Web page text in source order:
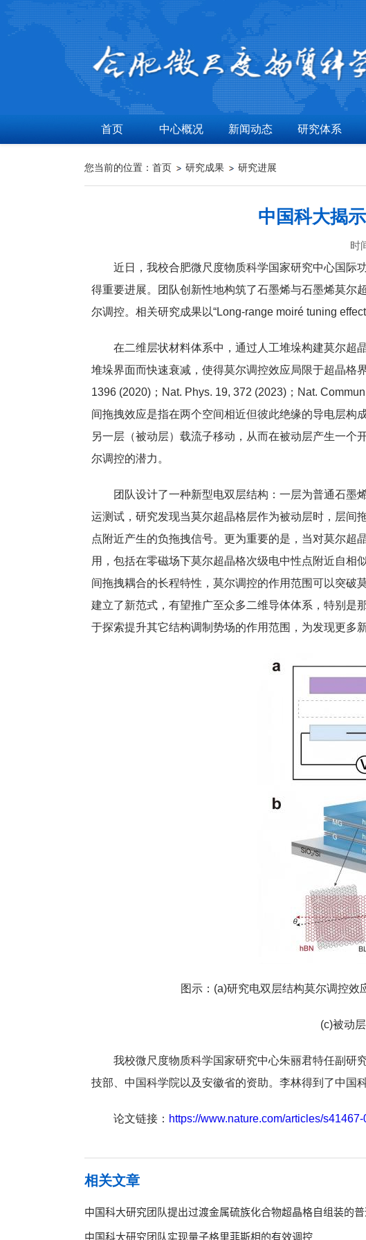
首页 中心概况 新闻动态 研究体系
您当前的位置： 首页 研究成果 研究进展
中国科大揭
时
近日，我校合肥微尺度物质科学国家研究中心国际
得重要进展。团队创新性地构筑了石墨烯与石墨烯莫尔
尔调控。相关研究成果以“Long-range moiré tuning
在二维层状材料体系中，通过人工堆垛构建莫尔超
堆垛界面而快速衰减，使得莫尔调控效应局限于‌超晶格
1396 (2020)；Nat. Phys. 19, 372 (2023)；Nat.
间拖拽效应是指在两个空间相近但彼此绝缘的导电层构
另一层（被动层）载流子移动，从而在被动层产生一
尔调控的潜力。
团队‌‌设计了一种‌新型‌电双层结构：一层为普通石墨
运测试，研究发现当莫尔超晶格层作为被动层时，层间‌
点附近产生的负拖拽信号。更为重要的是‌，当对莫尔
用，包括在零磁场下莫尔超晶格次级电中性点附近自相
间拖拽耦合的长程特性，莫尔调控的作用范围‌可以突破‌
建立了新范式，有望推广至众多二维导体体系，特别是
于探索提升其它结构调制势场的作用范围，‌为发现‌更多
图示：(a)研究电双层结构莫尔调控效
(c)被动
我校微尺度物质科学国家研究中心朱丽君特任副研
技部、中国科学院以及安徽省的资助。李林得到了中国
论文链接： https://www.nature.com/articles/
相关文章